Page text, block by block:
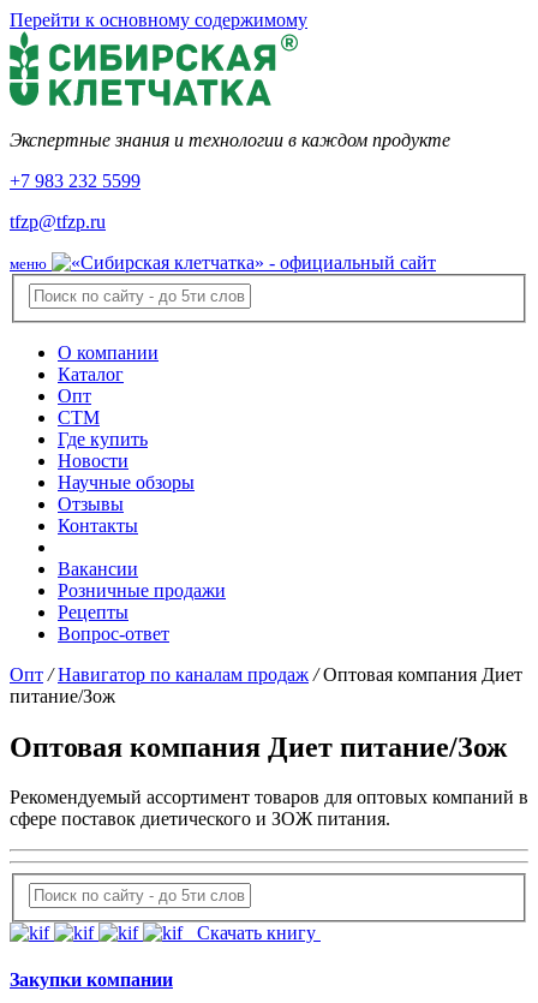
Перейти к основному содержимому
Экспертные знания и технологии в каждом продукте
+7 983 232 5599
tfzp@tfzp.ru
меню
О компании
Каталог
Опт
СТМ
Где купить
Новости
Научные обзоры
Отзывы
Контакты
Вакансии
Розничные продажи
Рецепты
Вопрос-ответ
Опт / Навигатор по каналам продаж / Оптовая компания Диет
питание/Зож
Оптовая компания Диет питание/Зож
Рекомендуемый ассортимент товаров для оптовых компаний в
сфере поставок диетического и ЗОЖ питания.
Скачать книгу
Закупки компании